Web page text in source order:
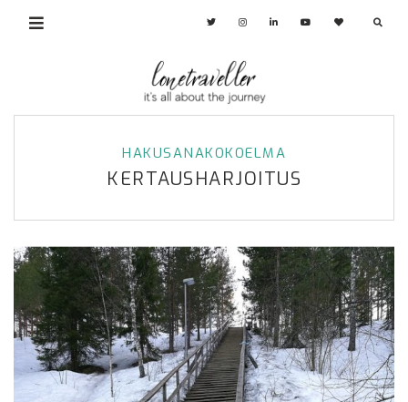
HAKUSANAKOKOELMA
KERTAUSHARJOITUS